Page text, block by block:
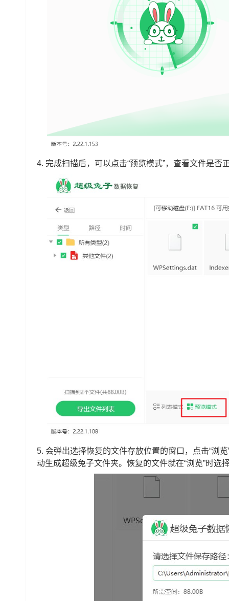
4. 完成扫描后，可以点击“预览模式”，查看文件是否
5. 会弹出选择恢复的文件存放位置的窗口，点击“浏
动生成超级兔子文件夹。恢复的文件就在“浏览”时选